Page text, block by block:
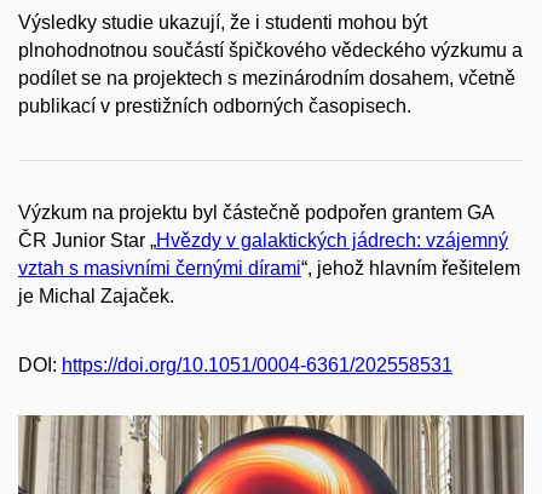
Výsledky studie ukazují, že i studenti mohou být
plnohodnotnou součástí špičkového vědeckého výzkumu a
podílet se na projektech s mezinárodním dosahem, včetně
publikací v prestižních odborných časopisech.
Výzkum na projektu byl částečně podpořen grantem GA
ČR Junior Star „Hvězdy v galaktických jádrech: vzájemný
vztah s masivními černými dírami“, jehož hlavním řešitelem
je Michal Zajaček.
DOI: https://doi.org/10.1051/0004-6361/202558531